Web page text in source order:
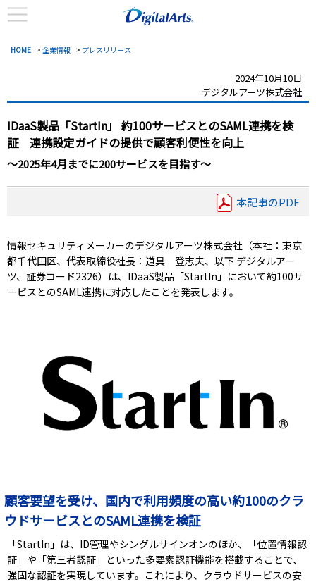
HOME > 企業情報 > プレスリリース
2024年10月10日
デジタルアーツ株式会社
IDaaS製品「StartIn」 約100サービスとのSAML連携を検
証 連携設定ガイドの提供で顧客利便性を向上
～2025年4月までに200サービスを目指す～
本記事のPDF
情報セキュリティメーカーのデジタルアーツ株式会社（本社：東京
都千代田区、代表取締役社長：道具 登志夫、以下 デジタルアー
ツ、証券コード2326）は、IDaaS製品「StartIn」において約100サ
ービスとのSAML連携に対応したことを発表します。
顧客要望を受け、国内で利用頻度の高い約100のクラ
ウドサービスとのSAML連携を検証
「StartIn」は、ID管理やシングルサインオンのほか、「位置情報認
証」や「第三者認証」といった多要素認証機能を搭載することで、
強固な認証を実現しています。これにより、クラウドサービスの安